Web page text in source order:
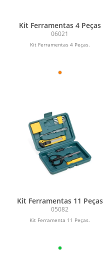
Kit Ferramentas 4 Peças
06021
Kit Ferramentas 4 Peças.
Kit Ferramentas 11 Peças
05082
Kit Ferramenta 11 Peças.